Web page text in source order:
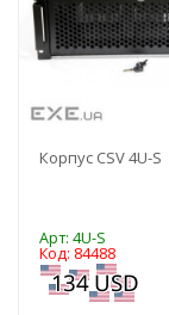
Корпус CSV 4U-S
Арт: 4U-S
Код: 84488